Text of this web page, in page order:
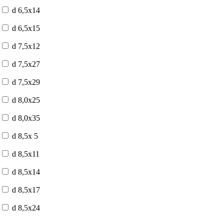
d 6,5x14
d 6,5x15
d 7,5x12
d 7,5x27
d 7,5x29
d 8,0x25
d 8,0x35
d 8,5x 5
d 8,5x11
d 8,5x14
d 8,5x17
d 8,5x24